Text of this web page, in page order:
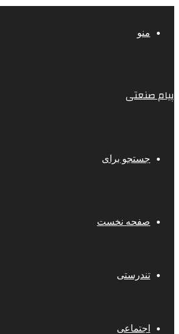
منو
پیام صنعتی
جستجو برای
صفحه نخست
تندرستی
اجتماعی